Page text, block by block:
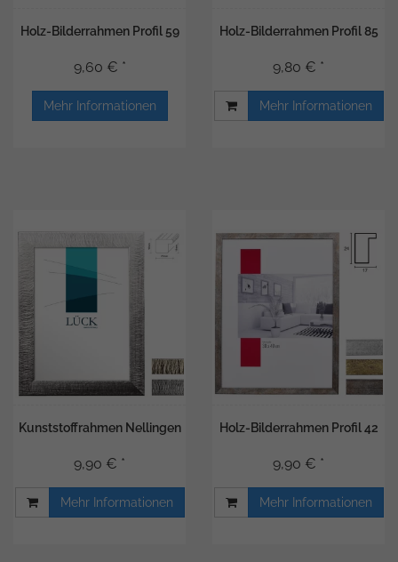
Holz-Bilderrahmen Profil 59
9,60 € *
Mehr Informationen
Holz-Bilderrahmen Profil 85
9,80 € *
Mehr Informationen
Kunststoffrahmen Nellingen
9,90 € *
Mehr Informationen
Holz-Bilderrahmen Profil 42
9,90 € *
Mehr Informationen